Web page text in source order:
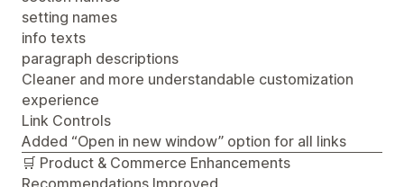
setting names
info texts
paragraph descriptions
Cleaner and more understandable customization
experience
Link Controls
Added “Open in new window” option for all links
🛒 Product & Commerce Enhancements
Recommendations Improved